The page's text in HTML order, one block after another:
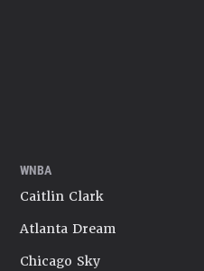
WNBA
Caitlin Clark
Atlanta Dream
Chicago Sky